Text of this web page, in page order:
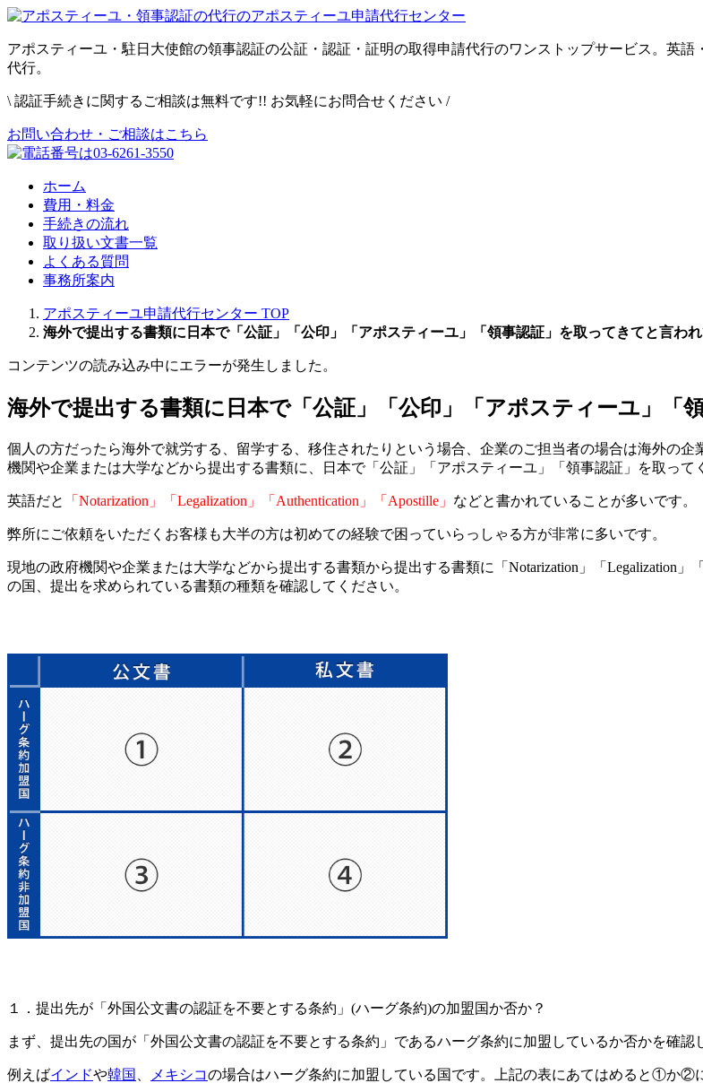
アポスティーユ・駐日大使館の領事認証の公証・認証・証明の取得申請代行のワンストップサービス。英
代行。
\ 認証手続きに関するご相談は無料です!! お気軽にお問合せください /
お問い合わせ・ご相談はこちら
ホーム
費用・料金
手続きの流れ
取り扱い文書一覧
よくある質問
事務所案内
アポスティーユ申請代行センター TOP
海外で提出する書類に日本で「公証」「公印」「アポスティーユ」「領事認証」を取ってきてと言わ
コンテンツの読み込み中にエラーが発生しました。
海外で提出する書類に日本で「公証」「公印」「アポスティーユ」「
個人の方だったら海外で就労する、留学する、移住されたりという場合、企業のご担当者の場合は海外の
機関や企業または大学などから提出する書類に、日本で「公証」「アポスティーユ」「領事認証」を取っ
英語だと 「Notarization」「Legalization」「Authentication」「Apostille」 などと書かれていることが多いです。
弊所にご依頼をいただくお客様も大半の方は初めての経験で困っていらっしゃる方が非常に多いです。
現地の政府機関や企業または大学などから提出する書類から提出する書類に「Notarization」「Legalization
の国、提出を求められている書類の種類を確認してください。
１．提出先が「外国公文書の認証を不要とする条約」(ハーグ条約)の加盟国か否か？
まず、提出先の国が「外国公文書の認証を不要とする条約」であるハーグ条約に加盟しているか否かを確認
例えばインドや韓国 メキシコの場合はハーグ条約に加盟している国です。上記の表にあてはめると①か②